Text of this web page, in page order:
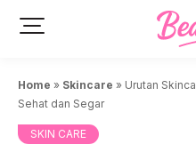
Home » Skincare » Urutan
Sehat dan Segar
SKIN CARE